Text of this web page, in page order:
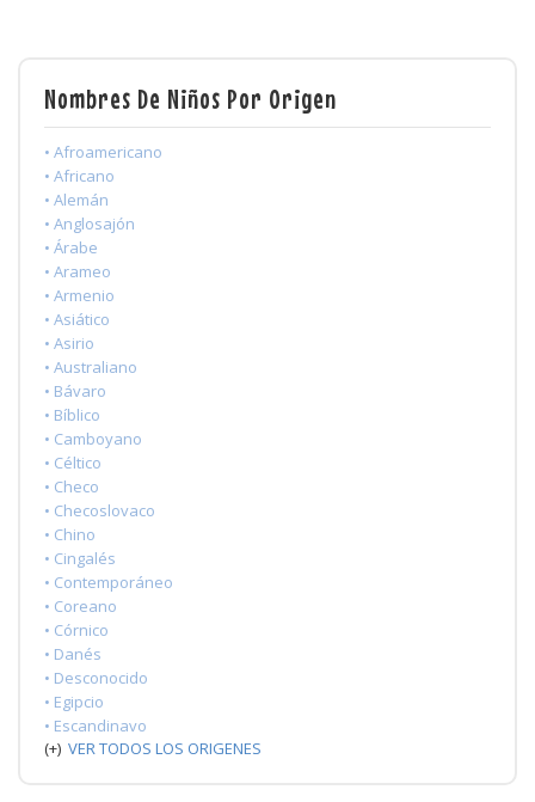
Nombres De Niños Por Origen
• Afroamericano
• Africano
• Alemán
• Anglosajón
• Árabe
• Arameo
• Armenio
• Asiático
• Asirio
• Australiano
• Bávaro
• Bíblico
• Camboyano
• Céltico
• Checo
• Checoslovaco
• Chino
• Cingalés
• Contemporáneo
• Coreano
• Córnico
• Danés
• Desconocido
• Egipcio
• Escandinavo
(+) VER TODOS LOS ORIGENES